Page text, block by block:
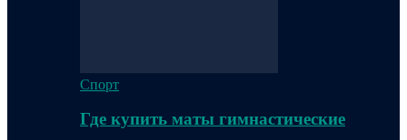
Спорт
Где купить маты гимнастические